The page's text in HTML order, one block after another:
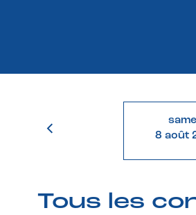
8 août
Tous les